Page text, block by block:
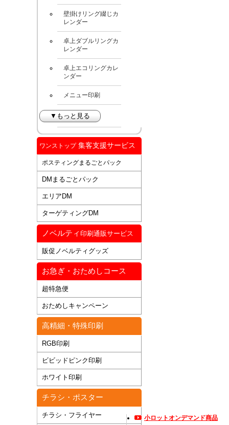
壁掛けリング綴じカ
レンダー
卓上ダブルリングカ
レンダー
卓上エコリングカレ
ンダー
メニュー印刷
▼もっと見る
ワンストップ集客支援サービス
ポスティングまるごとパック
DMまるごとパック
エリアDM
ターゲティングDM
ノベルティ 印刷通販サービス
販促ノベルティグッズ
お急ぎ・おためしコース
超特急便
おためしキャンペーン
高精細・特殊印刷
RGB印刷
ビビッドピンク印刷
ホワイト印刷
チラシ・ポスター
チラシ・フライヤー 小ロットオンデマンド商品